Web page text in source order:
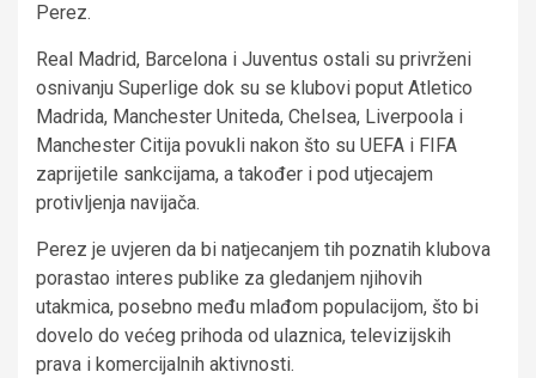
Perez.
Real Madrid, Barcelona i Juventus ostali su privrženi
osnivanju Superlige dok su se klubovi poput Atletico
Madrida, Manchester Uniteda, Chelsea, Liverpoola i
Manchester Citija povukli nakon što su UEFA i FIFA
zaprijetile sankcijama, a također i pod utjecajem
protivljenja navijača.
Perez je uvjeren da bi natjecanjem tih poznatih klubova
porastao interes publike za gledanjem njihovih
utakmica, posebno među mlađom populacijom, što bi
dovelo do većeg prihoda od ulaznica, televizijskih
prava i komercijalnih aktivnosti.